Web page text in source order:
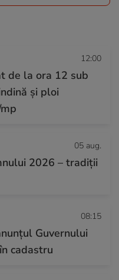
12:00
de la ora 12 sub
și ploi
05 aug.
2026 – tradiții
08:15
Guvernului
cadastru